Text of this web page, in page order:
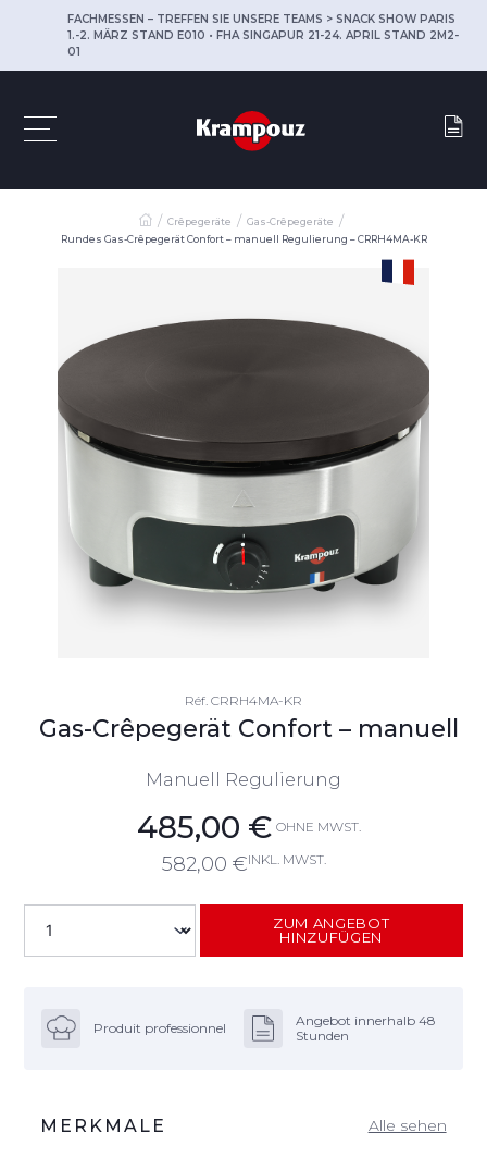
FACHMESSEN – TREFFEN SIE UNSERE TEAMS > SNACK SHOW PARIS
1.-2. MÄRZ STAND E010 • FHA SINGAPUR 21-24. APRIL STAND 2M2-
01
Crêpegeräte
Gas-Crêpegeräte
Rundes Gas-Crêpegerät Confort – manuell Regulierung – CRRH4MA-KR
Réf. CRRH4MA-KR
Gas-Crêpegerät Confort – manuell
Manuell Regulierung
485,00 € OHNE MWST.
582,00 €INKL. MWST.
ZUM ANGEBOT
HINZUFÜGEN
Produit professionnel
Angebot innerhalb 48
Stunden
MERKMALE Alle sehen